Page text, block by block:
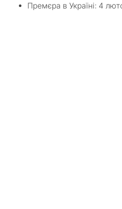
Премєра в Україні: 4